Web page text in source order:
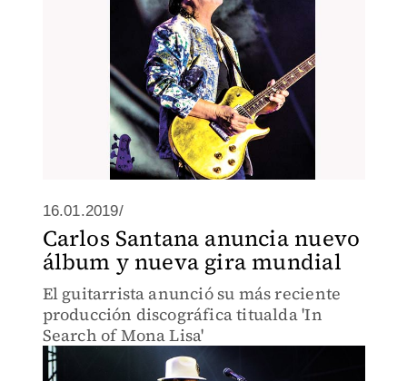
16.01.2019/
Carlos Santana anuncia nuevo
álbum y nueva gira mundial
El guitarrista anunció su más reciente
producción discográfica titualda 'In
Search of Mona Lisa'